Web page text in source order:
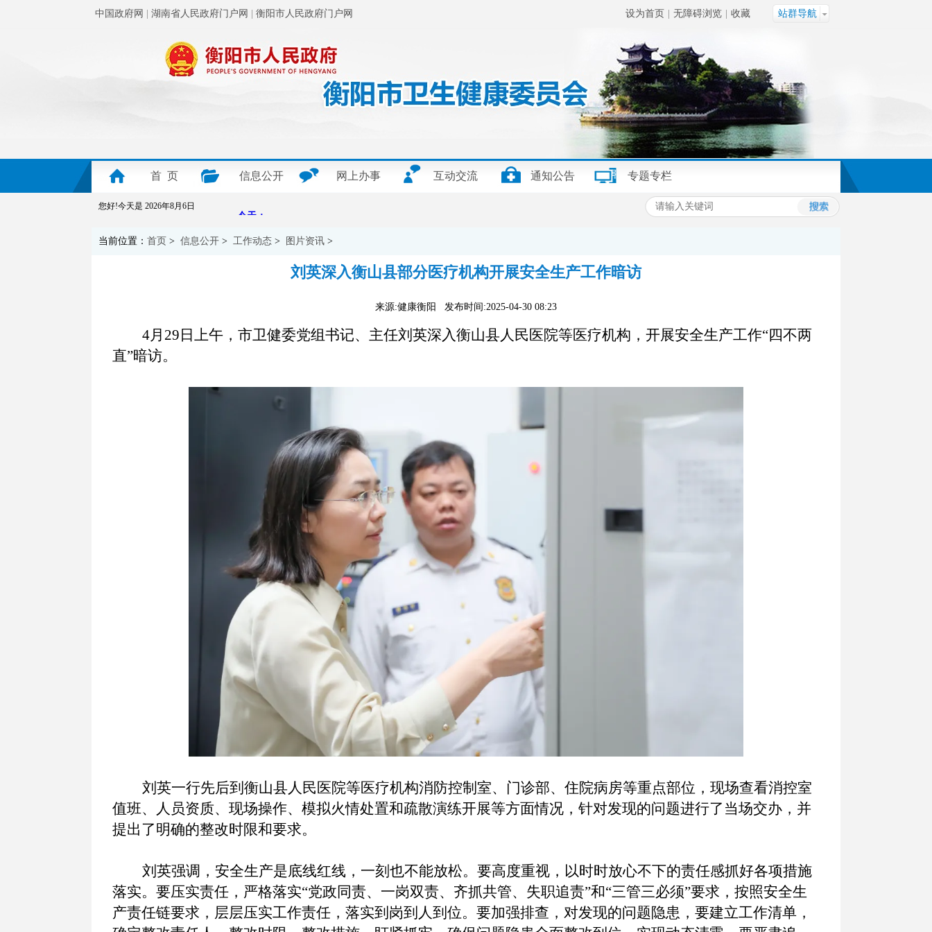
中国政府网 湖南省人民政府门户网 衡阳市人民政府门户网 设为首页 无障碍浏览 收藏 站群导航
首 页 信息公开 网上办事 互动交流 通知公告 专题专栏
您好!今天是 2026年8月6日
当前位置： 首页 > 信息公开 > 工作动态 > 图片资讯 >
刘英深入衡山县部分医疗机构开展安全生产工作暗访
来源:健康衡阳 发布时间:2025-04-30 08:23
4月29日上午，市卫健委党组书记、主任刘英深入衡山县人民医院等医疗机构，开展安全生产工作“四不两
直”暗访。
刘英一行先后到衡山县人民医院等医疗机构消防控制室、门诊部、住院病房等重点部位，现场查看消控室
值班、人员资质、现场操作、模拟火情处置和疏散演练开展等方面情况，针对发现的问题进行了当场交办，并
提出了明确的整改时限和要求。
刘英强调，安全生产是底线红线，一刻也不能放松。要高度重视，以时时放心不下的责任感抓好各项措施
落实。要压实责任，严格落实“党政同责、一岗双责、齐抓共管、失职追责”和“三管三必须”要求，按照安全生
产责任链要求，层层压实工作责任，落实到岗到人到位。要加强排查，对发现的问题隐患，要建立工作清单，